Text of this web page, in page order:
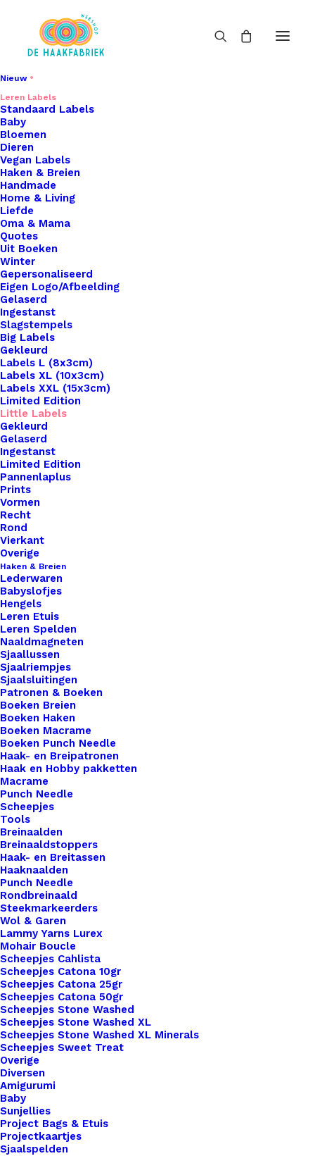
Nieuw
Leren Labels
Standaard Labels
Baby
Bloemen
Dieren
Vegan Labels
Haken & Breien
Handmade
Home & Living
Liefde
Oma & Mama
Quotes
Uit Boeken
Winter
Gepersonaliseerd
Eigen Logo/Afbeelding
Gelaserd
Ingestanst
Slagstempels
Big Labels
Gekleurd
Labels L (8x3cm)
Labels XL (10x3cm)
Labels XXL (15x3cm)
Limited Edition
Little Labels
Gekleurd
Gelaserd
Ingestanst
Limited Edition
Pannenlaplus
Prints
Vormen
Recht
Rond
Vierkant
Overige
Haken & Breien
Lederwaren
Babyslofjes
Hengels
Leren Etuis
Leren Spelden
Naaldmagneten
Sjaallussen
Sjaalriempjes
Sjaalsluitingen
Patronen & Boeken
Boeken Breien
Boeken Haken
Boeken Macrame
Boeken Punch Needle
Haak- en Breipatronen
Haak en Hobby pakketten
Macrame
Punch Needle
Scheepjes
Tools
Breinaalden
Breinaaldstoppers
Haak- en Breitassen
Haaknaalden
Punch Needle
Rondbreinaald
Steekmarkeerders
Wol & Garen
Lammy Yarns Lurex
Mohair Boucle
Scheepjes Cahlista
Scheepjes Catona 10gr
Scheepjes Catona 25gr
Scheepjes Catona 50gr
Scheepjes Stone Washed
Scheepjes Stone Washed XL
Scheepjes Stone Washed XL Minerals
Scheepjes Sweet Treat
Overige
Diversen
Amigurumi
Baby
Sunjellies
Project Bags & Etuis
Projectkaartjes
Sjaalspelden
€3,50
€3,50